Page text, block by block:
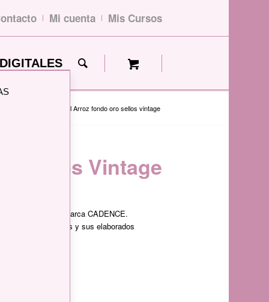
Mi cuenta Mis Cursos
Papel Arroz fondo oro sellos vintage
Sellos Vintage
la prestigiosa marca CADENCE.
de sus diseños y sus elaborados